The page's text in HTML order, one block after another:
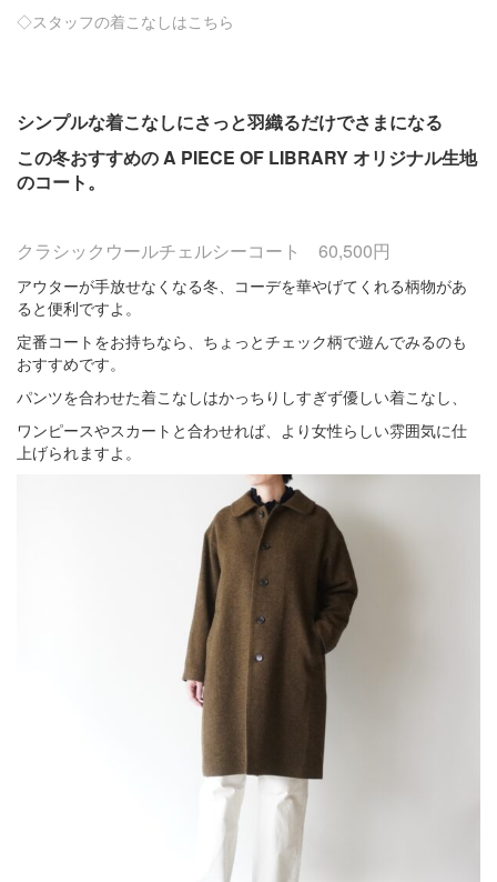
◇スタッフの着こなしはこちら
シンプルな着こなしにさっと羽織るだけでさまになる
この冬おすすめの A PIECE OF LIBRARY オリジナル生地
のコート。
クラシックウールチェルシーコート 60,500円
アウターが手放せなくなる冬、コーデを華やげてくれる柄物があ
ると便利ですよ。
定番コートをお持ちなら、ちょっとチェック柄で遊んでみるのも
おすすめです。
パンツを合わせた着こなしはかっちりしすぎず優しい着こなし、
ワンピースやスカートと合わせれば、より女性らしい雰囲気に仕
上げられますよ。